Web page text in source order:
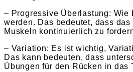
– Progressive Überlastung:
werden. Das bedeutet, dass
Muskeln kontinuierlich zu
– Variation: Es ist wichtig,
Das kann bedeuten, dass
Übungen für den Rücken in